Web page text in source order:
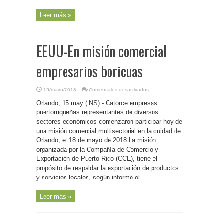
Leer más »
EEUU-En misión comercial
empresarios boricuas
15/mayo/2018 Comentarios desactivados
misión
comercial
empresarios
boricuas
Orlando, 15 may (INS).- Catorce empresas
puertorriqueñas representantes de diversos
sectores económicos comenzaron participar hoy de
una misión comercial multisectorial en la cuidad de
Orlando, el 18 de mayo de 2018 La misión
organizada por la Compañía de Comercio y
Exportación de Puerto Rico (CCE), tiene el
propósito de respaldar la exportación de productos
y servicios locales, según informó el ...
Leer más »